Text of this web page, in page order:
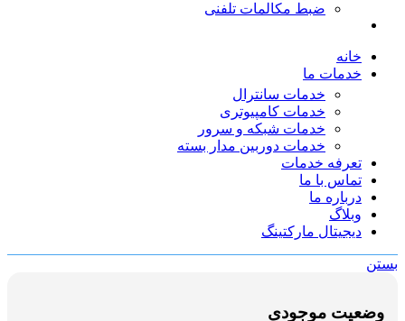
ضبط مکالمات تلفنی
خانه
خدمات ما
خدمات سانترال
خدمات کامپیوتری
خدمات شبکه و سرور
خدمات دوربین مدار بسته
تعرفه خدمات
تماس با ما
درباره ما
وبلاگ
دیجیتال مارکتینگ
بستن
وضعیت موجودی